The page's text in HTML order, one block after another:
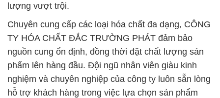
lượng vượt trội.
Chuyên cung cấp các loại hóa chất đa dạng, CÔNG
TY HÓA CHẤT ĐẮC TRƯỜNG PHÁT đảm bảo
nguồn cung ổn định, đồng thời đặt chất lượng sản
phẩm lên hàng đầu. Đội ngũ nhân viên giàu kinh
nghiệm và chuyên nghiệp của công ty luôn sẵn lòng
hỗ trợ khách hàng trong việc lựa chọn sản phẩm